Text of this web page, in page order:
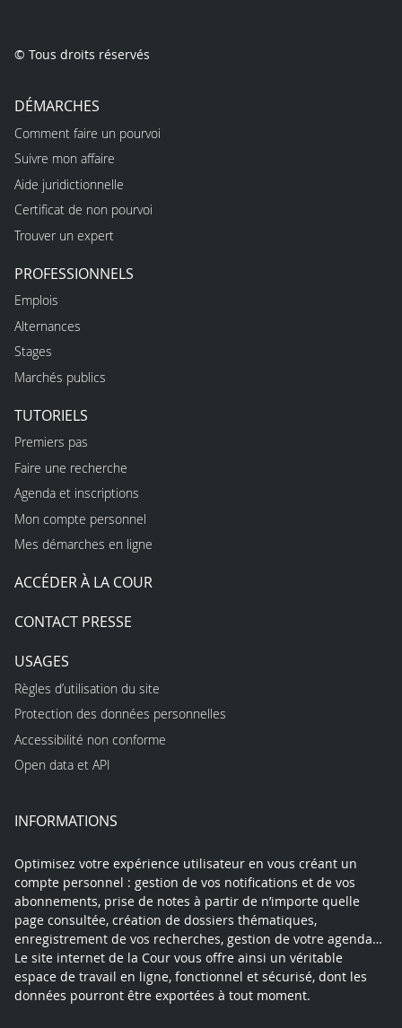
© Tous droits réservés
DÉMARCHES
Comment faire un pourvoi
Suivre mon affaire
Aide juridictionnelle
Certificat de non pourvoi
Trouver un expert
PROFESSIONNELS
Emplois
Alternances
Stages
Marchés publics
TUTORIELS
Premiers pas
Faire une recherche
Agenda et inscriptions
Mon compte personnel
Mes démarches en ligne
ACCÉDER À LA COUR
CONTACT PRESSE
USAGES
Règles d’utilisation du site
Protection des données personnelles
Accessibilité non conforme
Open data et API
INFORMATIONS
Optimisez votre expérience utilisateur en vous créant un
compte personnel : gestion de vos notifications et de vos
abonnements, prise de notes à partir de n’importe quelle
page consultée, création de dossiers thématiques,
enregistrement de vos recherches, gestion de votre agenda…
Le site internet de la Cour vous offre ainsi un véritable
espace de travail en ligne, fonctionnel et sécurisé, dont les
données pourront être exportées à tout moment.